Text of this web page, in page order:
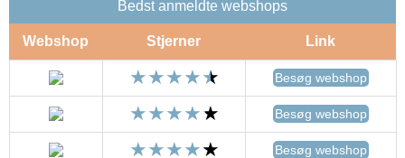
Bedst anmeldte webshops
Webshop Stjerner Link
Besøg webshop
Besøg webshop
Besøg webshop